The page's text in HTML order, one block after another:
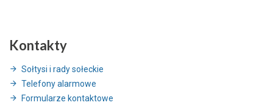
Kontakty
Sołtysi i rady sołeckie
Telefony alarmowe
Formularze kontaktowe